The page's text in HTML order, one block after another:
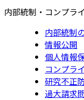
内部統制・コンプラ
内部統制
情報公開
個人情報
コンプラ
研究不正
過大請求